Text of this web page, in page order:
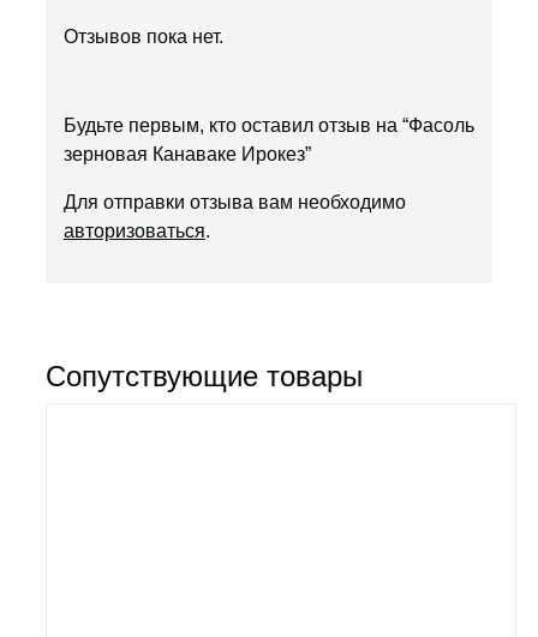
Отзывов пока нет.
Будьте первым, кто оставил отзыв на “Фасоль
зерновая Канаваке Ирокез”
Для отправки отзыва вам необходимо
авторизоваться.
Сопутствующие товары